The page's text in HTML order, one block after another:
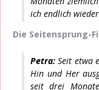
ich endlich
Die Seitensprung-
Petra: Seit etwa
Hin und Her
seit drei